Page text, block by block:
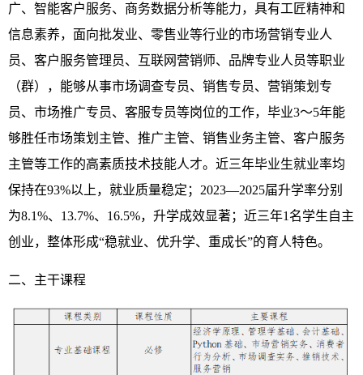
广、智能客户服务、商务数据分析等能力，具有工匠精神和
信息素养，面向批发业、零售业等行业的市场营销专业人
员、客户服务管理员、互联网营销师、品牌专业人员等职业
（群），能够从事市场调查专员、销售专员、营销策划专
员、市场推广专员、客服专员等岗位的工作，毕业3～5年能
够胜任市场策划主管、推广主管、销售业务主管、客户服务
主管等工作的高素质技术技能人才。近三年毕业生就业率均
保持在93%以上，就业质量稳定；2023—2025届升学率分别
为8.1%、13.7%、16.5%，升学成效显著；近三年1名学生自主
创业，整体形成“稳就业、优升学、重成长”的育人特色。
二、主干课程